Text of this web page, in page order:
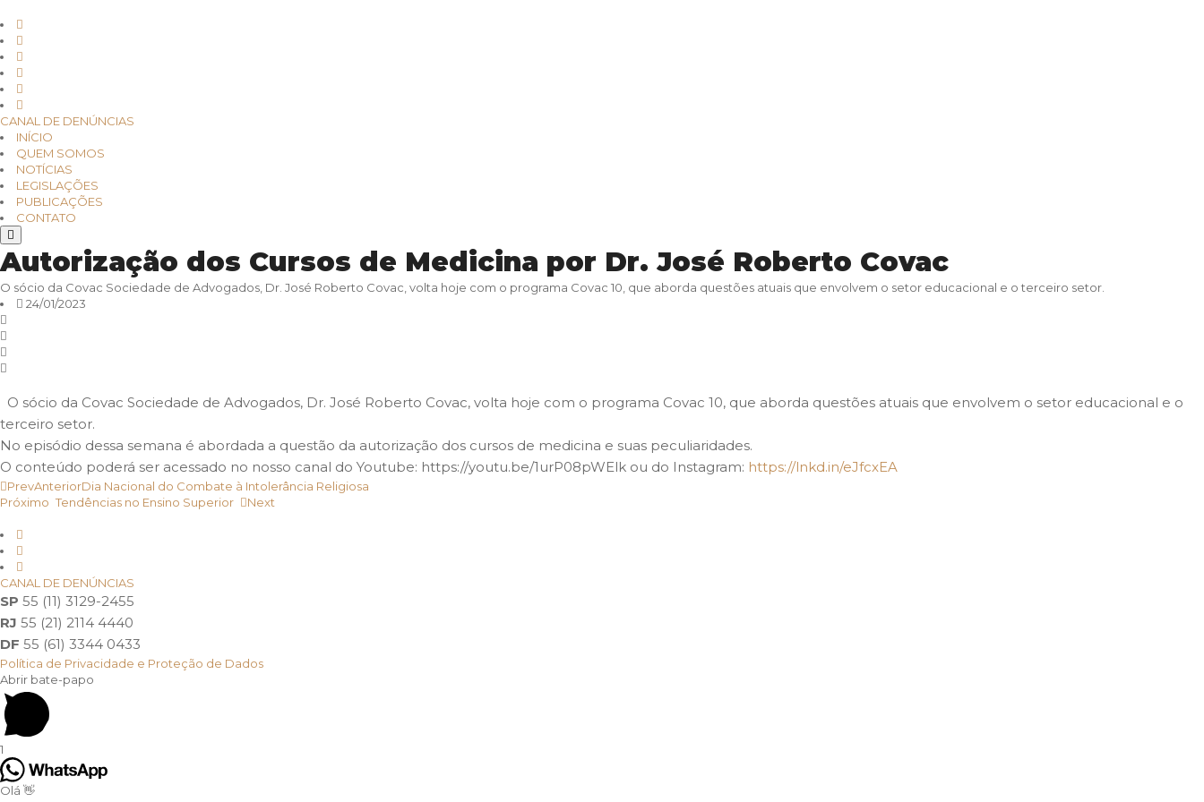
CANAL DE DENÚNCIAS
INÍCIO
QUEM SOMOS
NOTÍCIAS
LEGISLAÇÕES
PUBLICAÇÕES
CONTATO
Autorização dos Cursos de Medicina por Dr. José Roberto Covac
O sócio da Covac Sociedade de Advogados, Dr. José Roberto Covac, volta hoje com o programa Covac 10, que aborda questões atuais que envolvem o setor educacional e o terceiro setor.
24/01/2023
O sócio da Covac Sociedade de Advogados, Dr. José Roberto Covac, volta hoje com o programa Covac 10, que aborda questões atuais que envolvem o setor educacional e o
terceiro setor.
No episódio dessa semana é abordada a questão da autorização dos cursos de medicina e suas peculiaridades.
O conteúdo poderá ser acessado no nosso canal do Youtube: https://youtu.be/1urP08pWElk ou do Instagram: https://lnkd.in/eJfcxEA
PrevAnteriorDia Nacional do Combate à Intolerância Religiosa
Próximo Tendências no Ensino Superior Next
CANAL DE DENÚNCIAS
SP 55 (11) 3129-2455
RJ 55 (21) 2114 4440
DF 55 (61) 3344 0433
Política de Privacidade e Proteção de Dados
Abrir bate-papo
1
Olá 👋